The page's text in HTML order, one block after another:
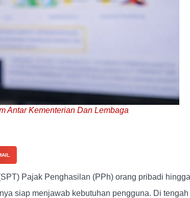
Antar Kementerian Dan Lembaga
Pajak Penghasilan (PPh) orang pribadi hingga
siap menjawab kebutuhan pengguna. Di tengah